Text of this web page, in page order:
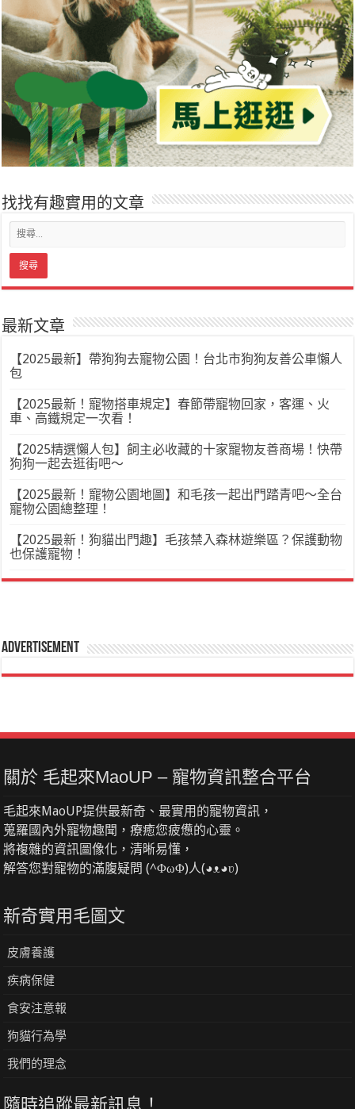
找找有趣實用的文章
最新文章
【2025最新】帶狗狗去寵物公園！台北市狗狗友善公車懶人
包
【2025最新！寵物搭車規定】春節帶寵物回家，客運、火
車、高鐵規定一次看！
【2025精選懶人包】飼主必收藏的十家寵物友善商場！快帶
狗狗一起去逛街吧～
【2025最新！寵物公園地圖】和毛孩一起出門踏青吧～全台
寵物公園總整理！
【2025最新！狗貓出門趣】毛孩禁入森林遊樂區？保護動物
也保護寵物！
Advertisement
關於 毛起來MaoUP – 寵物資訊整合平台
毛起來MaoUP提供最新奇、最實用的寵物資訊，
蒐羅國內外寵物趣聞，療癒您疲憊的心靈。
將複雜的資訊圖像化，清晰易懂，
解答您對寵物的滿腹疑問 (^ΦωΦ)人(◕ᴥ◕ʋ)
新奇實用毛圖文
皮膚養護
疾病保健
食安注意報
狗貓行為學
我們的理念
隨時追蹤最新訊息！